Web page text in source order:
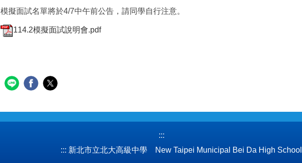
模擬面試名單將於4/7中午前公告，請同學自行注意。
114.2模擬面試說明會.pdf
:::
::: 新北市立北大高級中學 New Taipei Municipal Bei Da High School